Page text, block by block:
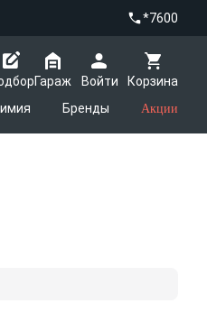
*7600
Корзина
Гараж
Войти
Бренды Акции